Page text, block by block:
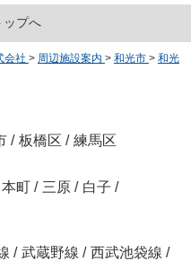
ップへ
会社 > 周辺施設案内 > 和光市 > 和光
/ 板橋区 / 練馬区
本町 / 三原 / 白子 /
/ 武蔵野線 / 西武池袋線 /